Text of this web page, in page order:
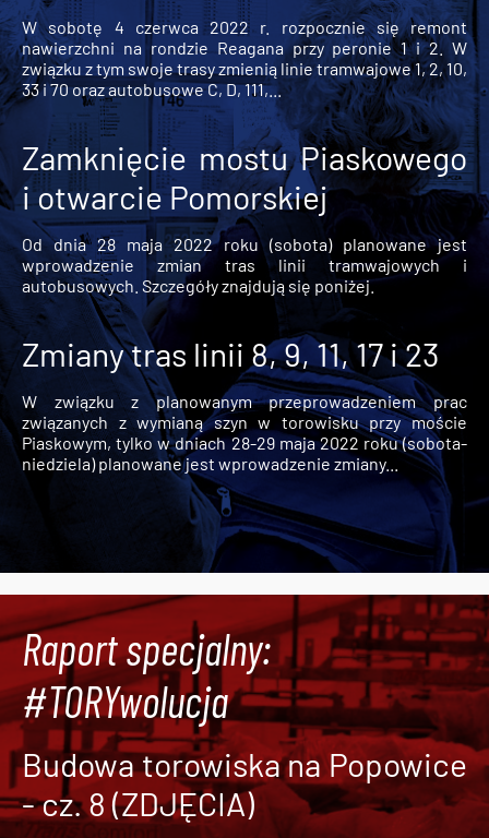
W sobotę 4 czerwca 2022 r. rozpocznie się remont
nawierzchni na rondzie Reagana przy peronie 1 i 2. W
związku z tym swoje trasy zmienią linie tramwajowe 1, 2, 10,
33 i 70 oraz autobusowe C, D, 111,...
Zamknięcie mostu Piaskowego
i otwarcie Pomorskiej
Od dnia 28 maja 2022 roku (sobota) planowane jest
wprowadzenie zmian tras linii tramwajowych i
autobusowych. Szczegóły znajdują się poniżej.
Zmiany tras linii 8, 9, 11, 17 i 23
W związku z planowanym przeprowadzeniem prac
związanych z wymianą szyn w torowisku przy moście
Piaskowym, tylko w dniach 28-29 maja 2022 roku (sobota-
niedziela) planowane jest wprowadzenie zmiany...
Raport specjalny:
#TORYwolucja
Budowa torowiska na Popowice
- cz. 8 (ZDJĘCIA)